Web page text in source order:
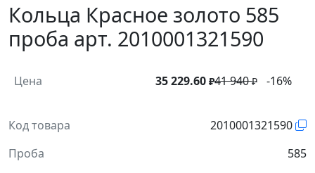
Кольца Красное золото 585
проба арт. 2010001321590
Цена 35 229.60 ₽41 940₽ -16%
Код товара
2010001321590
Проба
585